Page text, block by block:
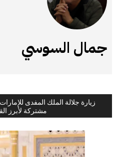
زيارة جلالة الملك المفدى
مشتركة لأبرز
جمال السوسي